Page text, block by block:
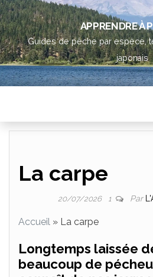
APPRENDRE À
Guides de pêche par espèce,
japonais
La carpe
20/07/2026 1 Par
Accueil » La carpe
Longtemps laissée
beaucoup de